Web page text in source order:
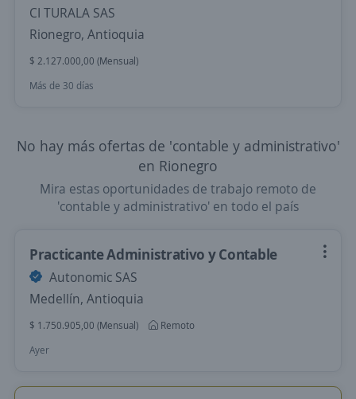
CI TURALA SAS
Rionegro, Antioquia
$ 2.127.000,00 (Mensual)
Más de 30 días
No hay más ofertas de 'contable y administrativo'
en Rionegro
Mira estas oportunidades de trabajo remoto de
'contable y administrativo' en todo el país
Practicante Administrativo y Contable
Autonomic SAS
Medellín, Antioquia
$ 1.750.905,00 (Mensual)
Remoto
Ayer